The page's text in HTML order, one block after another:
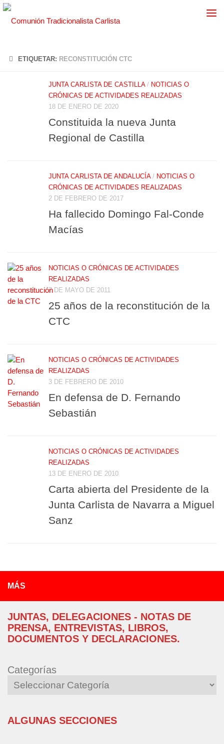
ETIQUETAR: RECONSTITUCIÓN CTC
JUNTA CARLISTA DE CASTILLA/ NOTICIAS O
CRÓNICAS DE ACTIVIDADES REALIZADAS
18 DE ENERO DE 2020
Constituida la nueva Junta
Regional de Castilla
JUNTA CARLISTA DE ANDALUCÍA/ NOTICIAS O
CRÓNICAS DE ACTIVIDADES REALIZADAS
2 DE FEBRERO DE 2017
Ha fallecido Domingo Fal-Conde
Macías
NOTICIAS O CRÓNICAS DE ACTIVIDADES
REALIZADAS
7 DE MAYO DE 2011
25 años de la reconstitución de la
CTC
NOTICIAS O CRÓNICAS DE ACTIVIDADES
REALIZADAS
3 DE FEBRERO DE 2010
En defensa de D. Fernando
Sebastián
NOTICIAS O CRÓNICAS DE ACTIVIDADES
REALIZADAS
13 DE ENERO DE 2010
Carta abierta del Presidente de la
Junta Carlista de Navarra a Miguel
Sanz
MÁS
JUNTAS, DELEGACIONES - NOTAS DE
PRENSA, ENTREVISTAS, LIBROS,
DOCUMENTOS Y DECLARACIONES.
Categorías
ALGUNAS SECCIONES